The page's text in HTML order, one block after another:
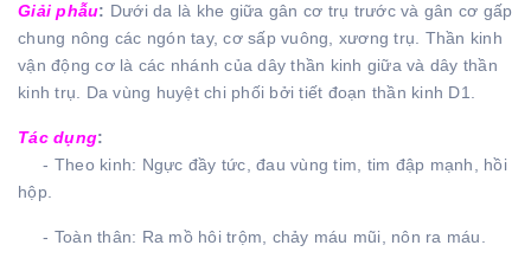
Giải phẫu: Dưới da là khe giữa gân cơ trụ trước và gân cơ gấp
chung nông các ngón tay, cơ sấp vuông, xương trụ. Thần kinh
vận động cơ là các nhánh của dây thần kinh giữa và dây thần
kinh trụ. Da vùng huyệt chi phối bởi tiết đoạn thần kinh D1.
Tác dụng:
- Theo kinh: Ngực đầy tức, đau vùng tim, tim đập mạnh, hồi
hộp.
- Toàn thân: Ra mồ hôi trộm, chảy máu mũi, nôn ra máu.